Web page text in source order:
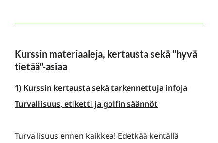
Kurssin materiaaleja, kertausta sekä "hyvä
tietää"-asiaa
1) Kurssin kertausta sekä tarkennettuja infoja
Turvallisuus, etiketti ja golfin säännöt
Turvallisuus ennen kaikkea! Edetkää kentällä